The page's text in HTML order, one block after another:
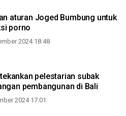
aturan Joged Bumbung untuk
porno
2024 18:48
pelestarian subak
pembangunan di Bali
2024 17:01